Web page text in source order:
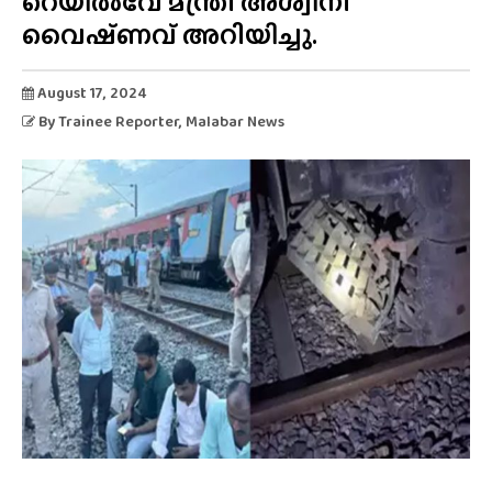
വൈഷ്‌ണവ് അറിയിച്ചു.
August 17, 2024
ByTrainee Reporter, Malabar News